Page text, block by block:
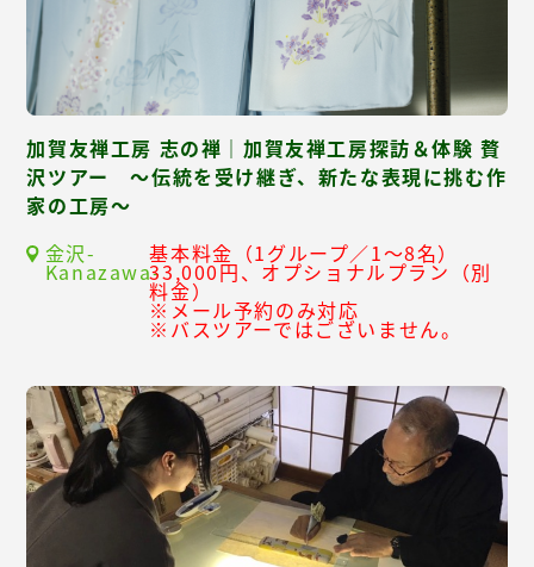
加賀友禅工房 志の禅｜加賀友禅工房探訪＆体験 贅
沢ツアー ～伝統を受け継ぎ、新たな表現に挑む作
家の工房～
金沢-
Kanazawa-
基本料金（1グループ／1～8名）
33,000円、オプショナルプラン（別
料金）
※メール予約のみ対応
※バスツアーではございません。